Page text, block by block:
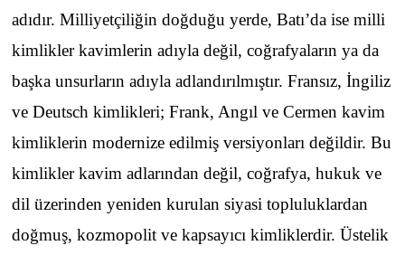
adıdır. Milliyetçiliğin doğduğu yerde, Batı’da ise milli
kimlikler kavimlerin adıyla değil, coğrafyaların ya da
başka unsurların adıyla adlandırılmıştır. Fransız, İngiliz
ve Deutsch kimlikleri; Frank, Angıl ve Cermen kavim
kimliklerin modernize edilmiş versiyonları değildir. Bu
kimlikler kavim adlarından değil, coğrafya, hukuk ve
dil üzerinden yeniden kurulan siyasi topluluklardan
doğmuş, kozmopolit ve kapsayıcı kimliklerdir. Üstelik